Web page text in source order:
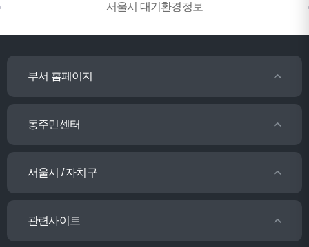
서울시 대기환경정보
부서 홈페이지
동주민센터
서울시 / 자치구
관련사이트